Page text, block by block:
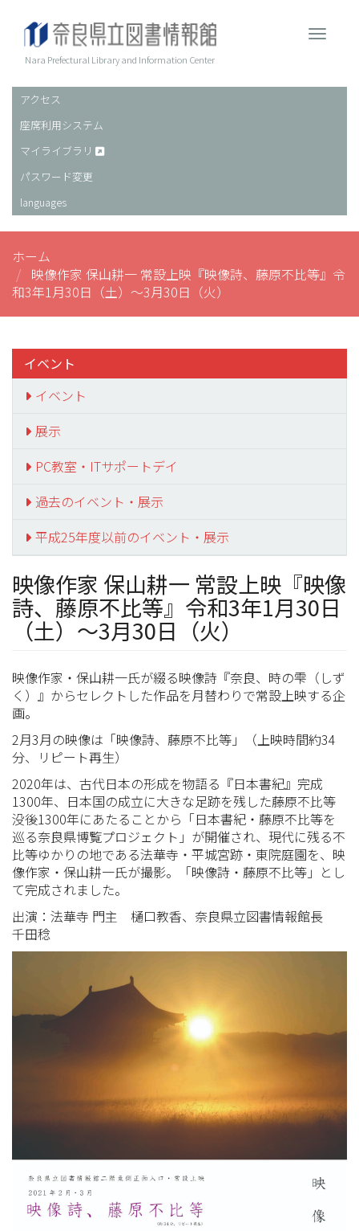
Nara Prefectural Library and Information Center
ヘ
ッ
ダ
ー
アクセス
座席利用システム
マイライブラリ
パスワード変更
languages
ホーム
映像作家 保山耕一 常設上映『映像詩、藤原不比等』令
和3年1月30日（土）～3月30日（火）
イベント
イベント
展示
PC教室・ITサポートデイ
過去のイベント・展示
平成25年度以前のイベント・展示
映像作家 保山耕一 常設上映『映像
詩、藤原不比等』令和3年1月30日
（土）～3月30日（火）
映像作家・保山耕一氏が綴る映像詩『奈良、時の雫（しず
く）』からセレクトした作品を月替わりで常設上映する企
画。
2月3月の映像は「映像詩、藤原不比等」（上映時間約34
分、リピート再生）
2020年は、古代日本の形成を物語る『日本書紀』完成
1300年、日本国の成立に大きな足跡を残した藤原不比等
没後1300年にあたることから「日本書紀・藤原不比等を
巡る奈良県博覧プロジェクト」が開催され、現代に残る不
比等ゆかりの地である法華寺・平城宮跡・東院庭園を、映
像作家・保山耕一氏が撮影。「映像詩・藤原不比等」とし
て完成されました。
出演：法華寺 門主 樋口教香、奈良県立図書情報館長
千田稔